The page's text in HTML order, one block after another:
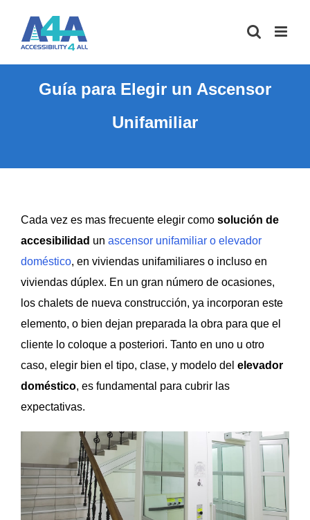
contenido
Guía para Elegir un Ascensor
Unifamiliar
Cada vez es mas frecuente elegir como solución de
accesibilidad un ascensor unifamiliar o elevador
doméstico, en viviendas unifamiliares o incluso en
viviendas dúplex. En un gran número de ocasiones,
los chalets de nueva construcción, ya incorporan este
elemento, o bien dejan preparada la obra para que el
cliente lo coloque a posteriori. Tanto en uno u otro
caso, elegir bien el tipo, clase, y modelo del elevador
doméstico, es fundamental para cubrir las
expectativas.